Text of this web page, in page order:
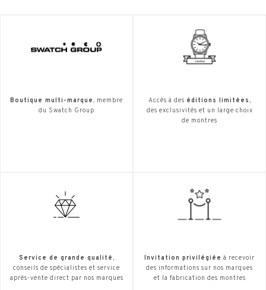
Boutique multi-marque, membre
du Swatch Group
Accès à des éditions limitées,
des exclusivités et un large choix
de montres
Service de grande qualité,
conseils de spécialistes et service
après-vente direct par nos marques
Invitation privilégiée à recevoir
des informations sur nos marques
et la fabrication des montres